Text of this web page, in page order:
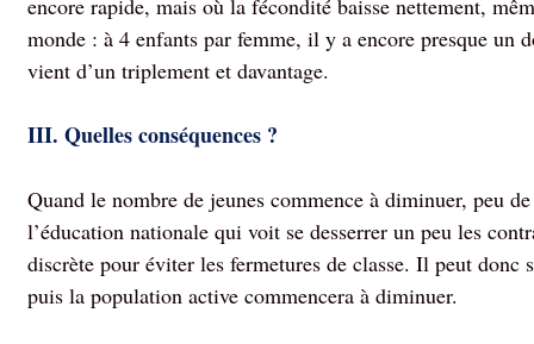
encore rapide, mais où la fécondité baisse nettement,
monde : à 4 enfants par femme, il y a encore presque un
vient d’un triplement et davantage.
III. Quelles conséquences ?
Quand le nombre de jeunes commence à diminuer, peu
l’éducation nationale qui voit se desserrer un peu les
discrète pour éviter les fermetures de classe. Il peut donc
puis la population active commencera à diminuer.